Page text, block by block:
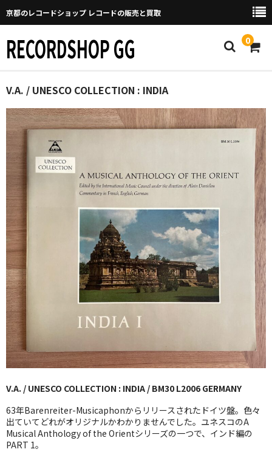
京都のレコードショップ レコードの販売と買取
RECORDSHOP GG 0
Home
マイページ
GGについて
買取について
取り置きなどについて
Categories
新譜
GG RECORD （当店のレーベル）
BLUE NOTE
JAZZ-EU
JAZZ-JP
JAZZ-VOCAL
V.A. / UNESCO COLLECTION : INDIA
V.A. / UNESCO COLLECTION : INDIA / BM30 L2006 GERMANY
63年Barenreiter-Musicaphonからリリースされたドイツ盤。色々
出ていてどれがオリジナルかわかりませんでした。ユネスコのA
Musical Anthology of the Orientシリーズの一つで、インド編の
PART 1。